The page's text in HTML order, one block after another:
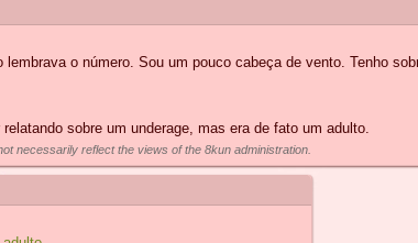
o número. Sou um pouco cabeça de vento. Tenho
sobre um underage, mas era de fato um adulto.
necessarily reflect the views of the 8kun administration.